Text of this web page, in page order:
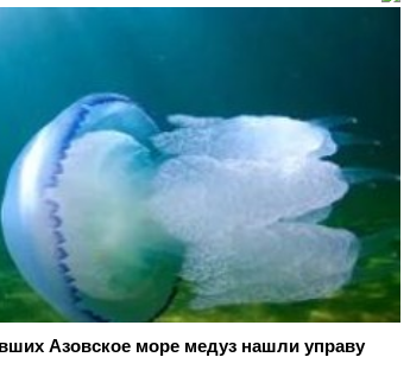
Азовское море медуз нашли управу